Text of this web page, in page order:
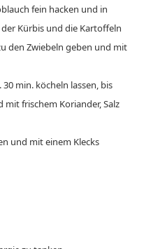
fein hacken und in
Kürbis und die Kartoffeln
den Zwiebeln geben und mit
min. köcheln lassen, bis
mit frischem Koriander, Salz
und mit einem Klecks